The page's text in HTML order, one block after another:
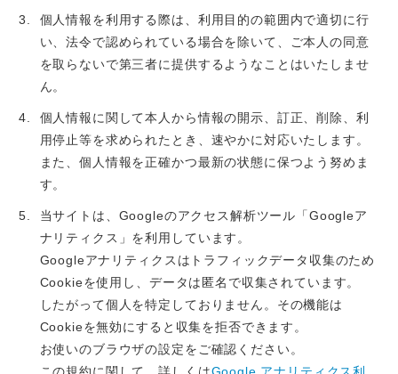
個人情報を利用する際は、利用目的の範囲内で適切に行
い、法令で認められている場合を除いて、ご本人の同意
を取らないで第三者に提供するようなことはいたしませ
ん。
個人情報に関して本人から情報の開示、訂正、削除、利
用停止等を求められたとき、速やかに対応いたします。
また、個人情報を正確かつ最新の状態に保つよう努めま
す。
当サイトは、Googleのアクセス解析ツール「Googleア
ナリティクス」を利用しています。
Googleアナリティクスはトラフィックデータ収集のため
Cookieを使用し、データは匿名で収集されています。
したがって個人を特定しておりません。その機能は
Cookieを無効にすると収集を拒否できます。
お使いのブラウザの設定をご確認ください。